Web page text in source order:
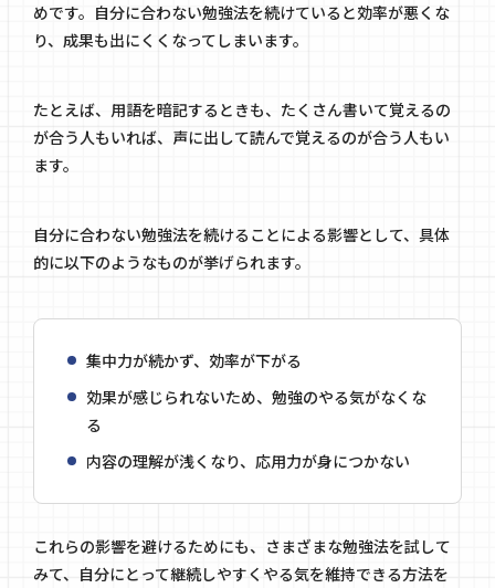
めです。自分に合わない勉強法を続けていると効率が悪くな
り、成果も出にくくなってしまいます。
たとえば、用語を暗記するときも、たくさん書いて覚えるの
が合う人もいれば、声に出して読んで覚えるのが合う人もい
ます。
自分に合わない勉強法を続けることによる影響として、具体
的に以下のようなものが挙げられます。
集中力が続かず、効率が下がる
効果が感じられないため、勉強のやる気がなくな
る
内容の理解が浅くなり、応用力が身につかない
これらの影響を避けるためにも、さまざまな勉強法を試して
みて、自分にとって継続しやすくやる気を維持できる方法を